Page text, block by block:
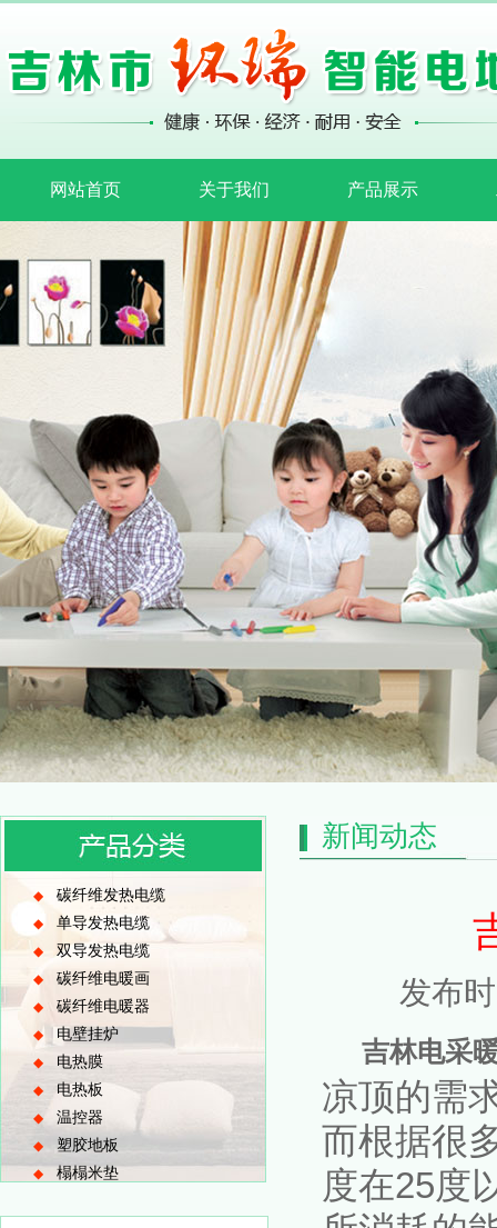
网站首页 关于我们 产品展示
◆ 碳纤维发热电缆
◆ 单导发热电缆
◆ 双导发热电缆
◆ 碳纤维电暖画
◆ 碳纤维电暖器
◆ 电壁挂炉
◆ 电热膜
◆电热板
◆ 温控器
◆ 塑胶地板
◆ 榻榻米垫
新闻动态
发布
吉林电采
凉顶的需
而根据很
度在25度